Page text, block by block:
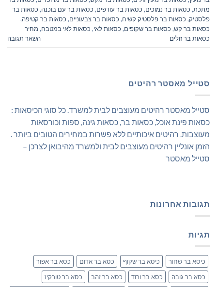
מתכת, כסאות בר נמוכים, כסאות בר עודפים, כסאות בר עם בוכנה, כסאות בר
פלסטיק, כסאות בר פלסטיק קשיח, כסאות בר צבעוניים, כסאות בר קטיפה,
כסאות בר קש, כסאות בר שקופים, כסאות לאי, כסאות לאי במטבח, מחיר
כסאות בר זולים
השאר תגובה
סטייל מאסטר רהיטים
סטייל מאסטר רהיטים מעוצבים לבית למשרד. כל סוגי הכיסאות :
כסאות פינת אוכל, כסאות בר, כסאות גינה, ספות וכורסאות
מעוצבות. רהיטים איכותיים ללא פשרות במחירים הטובים ביותר .
הזמן אונליין רהיטים מעוצבים לבית ולמשרד מהיבואן לצרכן –
סטייל מאסטר
תגובות אחרונות
תגיות
כיסא בר שחור כיסא בר שקוף כסא בר אדום
כסא בר אפור
כסא בר גובה
כסא בר ורוד כסא בר זהב
כסא בר טורקיז